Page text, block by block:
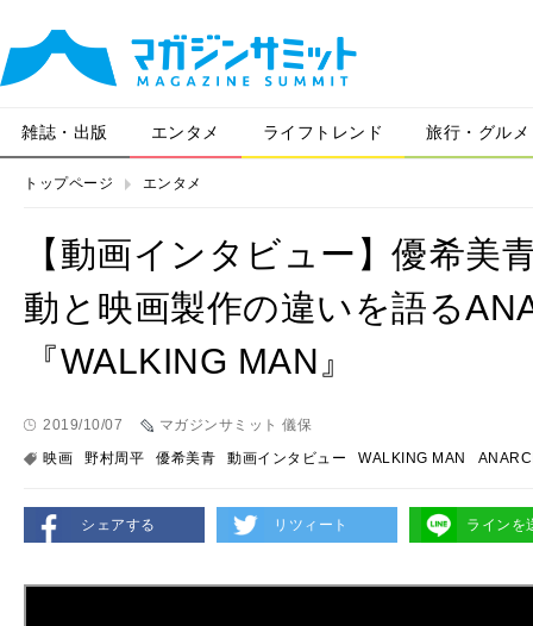
雑誌・出版 エンタメ ライフトレンド 旅行・グルメ
トップページ エンタメ
【動画インタビュー】優希
動と映画製作の違いを語る
『WALKING MAN』
2019/10/07
マガジンサミット 儀保
映画
野村周平 優希美青 動画インタビュー WALKING MAN
シェアする リツィート ラインを